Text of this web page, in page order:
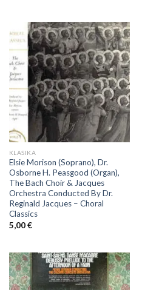
KLASIKA
Elsie Morison (Soprano), Dr.
Osborne H. Peasgood (Organ),
The Bach Choir & Jacques
Orchestra Conducted By Dr.
Reginald Jacques ‎– Choral
Classics
5,00€